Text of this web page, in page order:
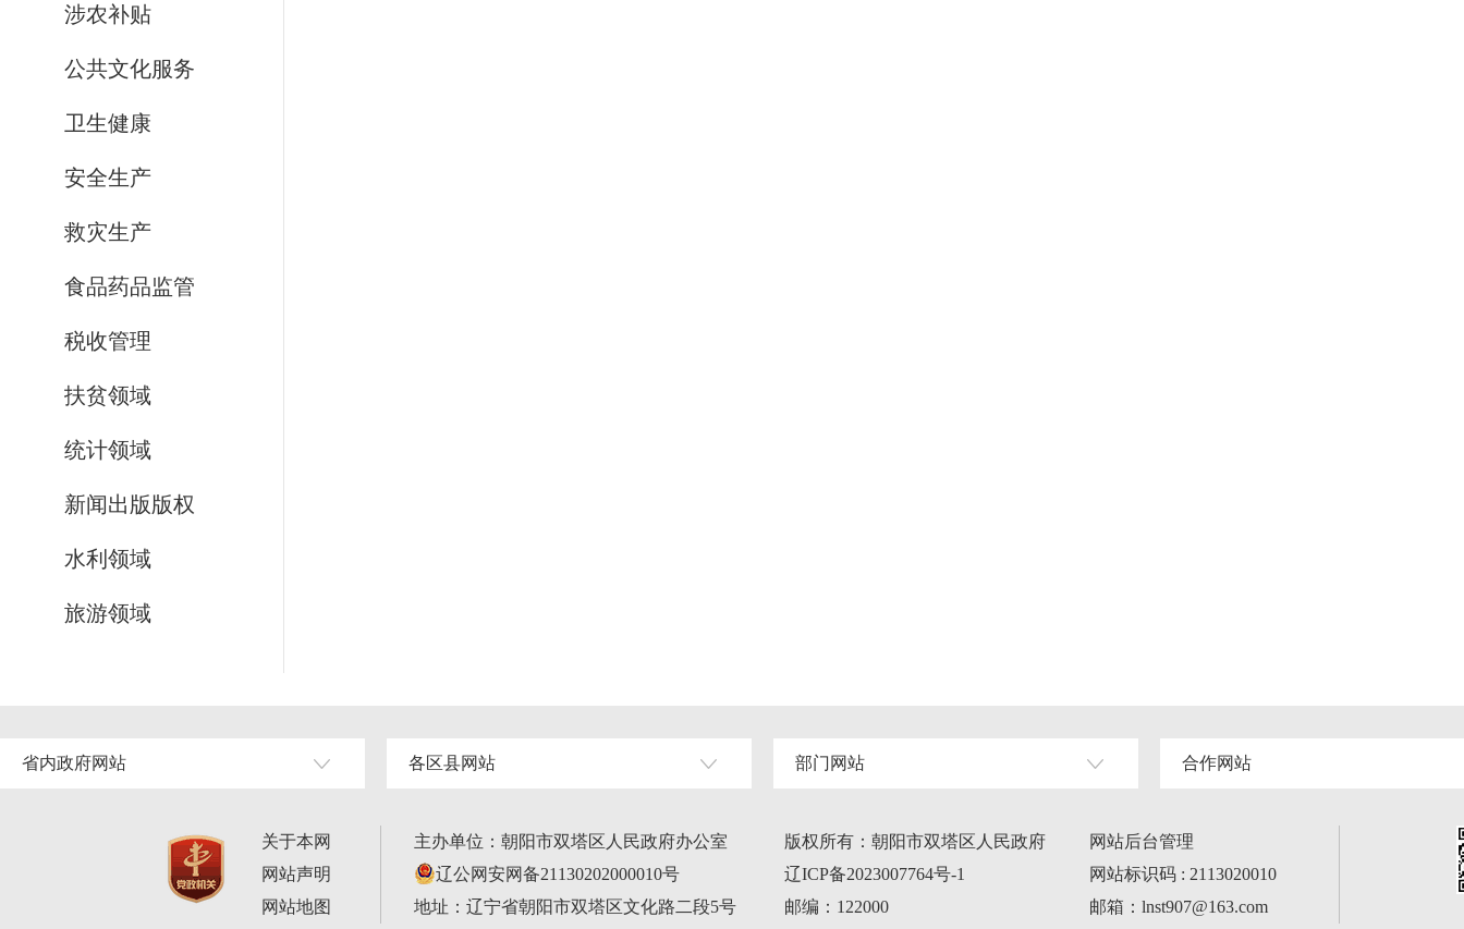
涉农补贴
公共文化服务
卫生健康
安全生产
救灾生产
食品药品监管
税收管理
扶贫领域
统计领域
新闻出版版权
水利领域
旅游领域
省内政府网站 各区县网站 部门网站 合作网站
关于本网
网站声明
网站地图
主办单位：朝阳市双塔区人民政府办公室
辽公网安网备21130202000010号
地址：辽宁省朝阳市双塔区文化路二段5号
版权所有：朝阳市双塔区人民政府
辽ICP备2023007764号-1
邮编：122000
网站后台管理
网站标识码 : 2113020010
邮箱：lnst907@163.com